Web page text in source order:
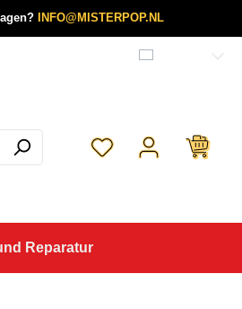
INFO@MISTERPOP.NL
Du hast 0 Produkte
Reparatur